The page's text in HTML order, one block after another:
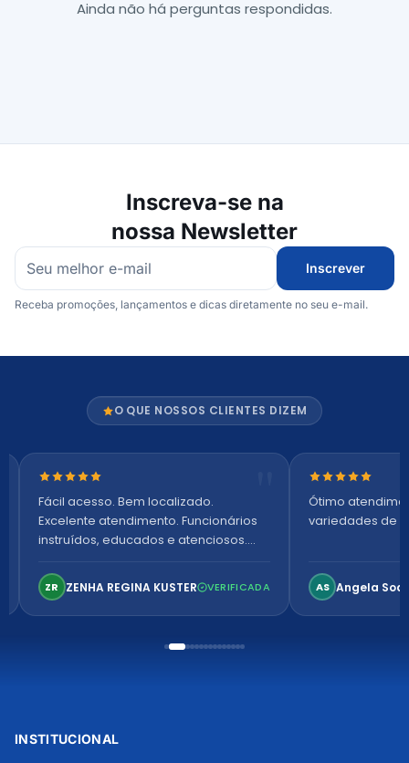
Ainda não há perguntas respondidas.
Inscreva-se na
nossa Newsletter
Inscrever
Receba promoções, lançamentos e dicas diretamente no seu e-mail.
O QUE NOSSOS CLIENTES DIZEM
Nota 5 de 5 estrelas
Fácil acesso. Bem localizado.
Excelente atendimento. Funcionários
instruídos, educados e atenciosos.
confortável. Perfeito!
ZR ZENHA REGINA KUSTER VERIFICADA
Nota 5 de 5
Ótimo
variedades de
AS Angela
INSTITUCIONAL